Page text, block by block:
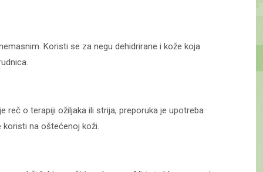
Koristi se za negu dehidrirane i kože koja
reč o terapiji ožiljaka ili strija, preporuka je upotreba
na oštećenoj koži.